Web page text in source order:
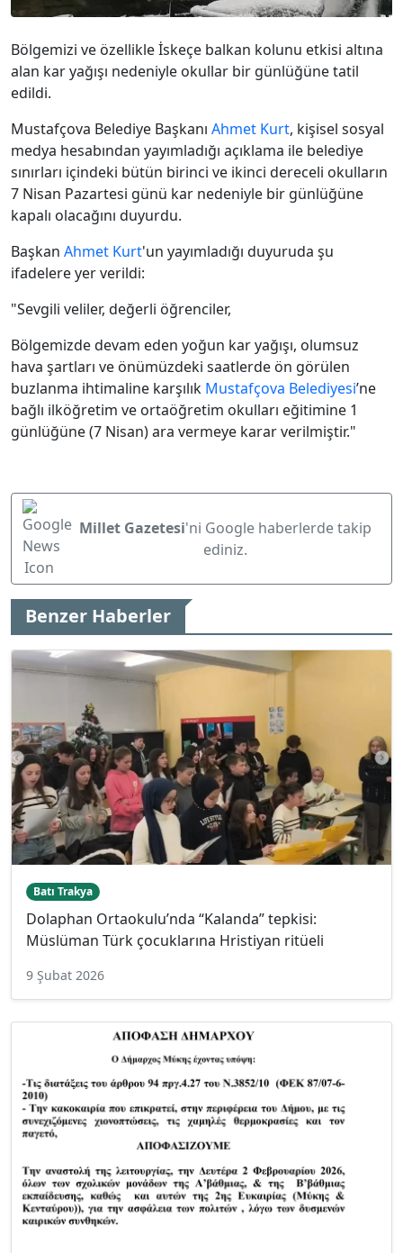
Bölgemizi ve özellikle İskeçe balkan kolunu etkisi altına
alan kar yağışı nedeniyle okullar bir günlüğüne tatil
edildi.
Mustafçova Belediye Başkanı Ahmet Kurt, kişisel sosyal
medya hesabından yayımladığı açıklama ile belediye
sınırları içindeki bütün birinci ve ikinci dereceli okulların
7 Nisan Pazartesi günü kar nedeniyle bir günlüğüne
kapalı olacağını duyurdu.
Başkan Ahmet Kurt'un yayımladığı duyuruda şu
ifadelere yer verildi:
"Sevgili veliler, değerli öğrenciler,
Bölgemizde devam eden yoğun kar yağışı, olumsuz
hava şartları ve önümüzdeki saatlerde ön görülen
buzlanma ihtimaline karşılık Mustafçova Belediyesi’ne
bağlı ilköğretim ve ortaöğretim okulları eğitimine 1
günlüğüne (7 Nisan) ara vermeye karar verilmiştir."
Millet Gazetesi'ni Google haberlerde takip
ediniz.
Benzer Haberler
Batı Trakya
Dolaphan Ortaokulu’nda “Kalanda” tepkisi:
Müslüman Türk çocuklarına Hristiyan ritüeli
9 Şubat 2026